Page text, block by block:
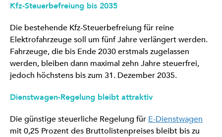
Kfz-Steuerbefreiung bis 2035
Die bestehende Kfz-Steuerbefreiung für reine
Elektrofahrzeuge soll um fünf Jahre verlängert werden.
Fahrzeuge, die bis Ende 2030 erstmals zugelassen
werden, bleiben dann maximal zehn Jahre steuerfrei,
jedoch höchstens bis zum 31. Dezember 2035.
Dienstwagen-Regelung bleibt attraktiv
Die günstige steuerliche Regelung für E-Dienstwagen
mit 0,25 Prozent des Bruttolistenpreises bleibt bis zu